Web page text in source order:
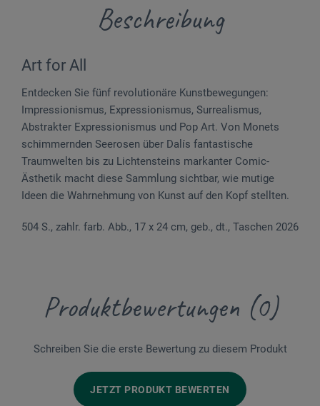
Beschreibung
Art for All
Entdecken Sie fünf revolutionäre Kunstbewegungen:
Impressionismus, Expressionismus, Surrealismus,
Abstrakter Expressionismus und Pop Art. Von Monets
schimmernden Seerosen über Dalís fantastische
Traumwelten bis zu Lichtensteins markanter Comic-
Ästhetik macht diese Sammlung sichtbar, wie mutige
Ideen die Wahrnehmung von Kunst auf den Kopf stellten.
504 S., zahlr. farb. Abb., 17 x 24 cm, geb., dt., Taschen 2026
Produktbewertungen (0)
Schreiben Sie die erste Bewertung zu diesem Produkt
JETZT PRODUKT BEWERTEN